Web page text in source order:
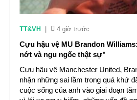
TT&VH 4 giờ trước
Cựu hậu vệ MU Brandon
nớt và ngu ngốc thật sự"
Cựu hậu vệ Manchester United,
nhận những sai lầm trong quá khứ
cuộc sống của anh vào giai đoạn